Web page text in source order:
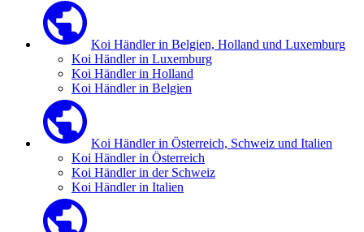
Koi Händler in Belgien, Holland und Luxemburg
Koi Händler in Luxemburg
Koi Händler in Holland
Koi Händler in Belgien
Koi Händler in Österreich, Schweiz und Italien
Koi Händler in Österreich
Koi Händler in der Schweiz
Koi Händler in Italien